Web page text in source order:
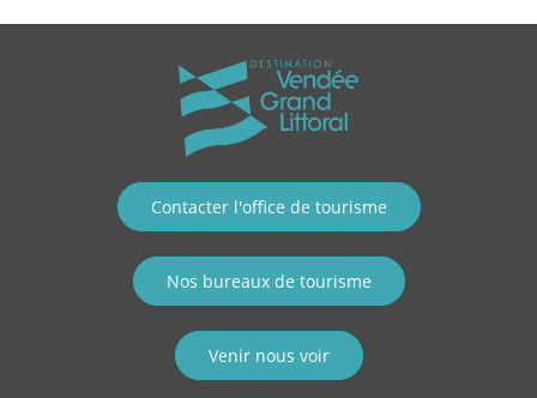
Contacter l'office de tourisme
Nos bureaux de tourisme
Venir nous voir